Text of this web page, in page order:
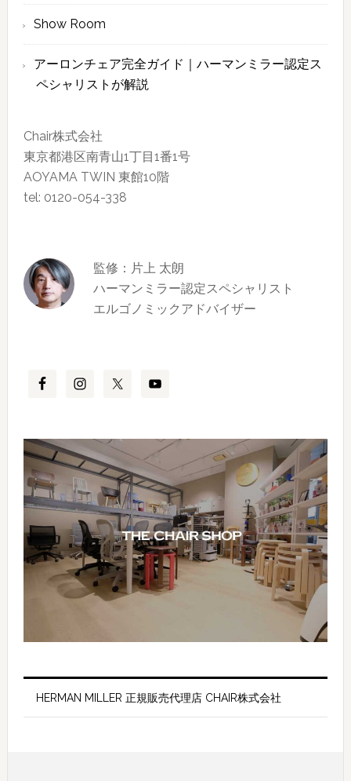
Show Room
アーロンチェア完全ガイド｜ハーマンミラー認定ス
ペシャリストが解説
Chair株式会社
東京都港区南青山1丁目1番1号
AOYAMA TWIN 東館10階
tel: 0120-054-338
監修：片上 太朗
ハーマンミラー認定スペシャリスト
エルゴノミックアドバイザー
HERMAN MILLER 正規販売代理店 CHAIR株式会社